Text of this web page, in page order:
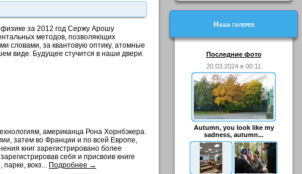
за 2012 год Сержу Арошу
методов, позволяющих
словами, за квантовую оптику, атомные
виде. Будущее стучится в наши двери.
американца Рона Хорнбэкера.
затем во Франции и по всей Европе,
книг зарегистрировано более
себя и присвоив книге
вокз... Подробнее →
Наша галерея
Последние фото
20.03.2024 в 00:11
Autumn, you look like my
sadness, autumn...